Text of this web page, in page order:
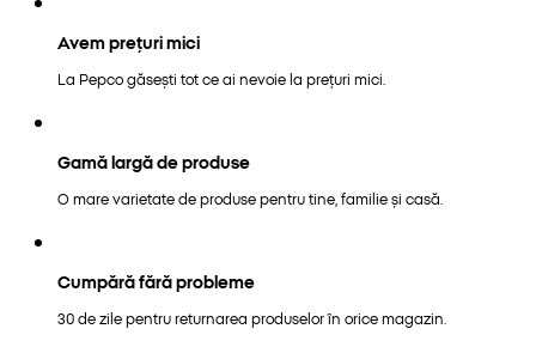
Avem prețuri mici
La Pepco găsești tot ce ai nevoie la prețuri mici.
Gamă largă de produse
O mare varietate de produse pentru tine, familie și casă.
Cumpără fără probleme
30 de zile pentru returnarea produselor în orice magazin.